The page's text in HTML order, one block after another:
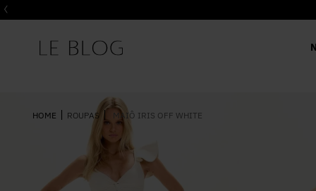
ROUPAS MAIÔ IRIS OFF WHITE